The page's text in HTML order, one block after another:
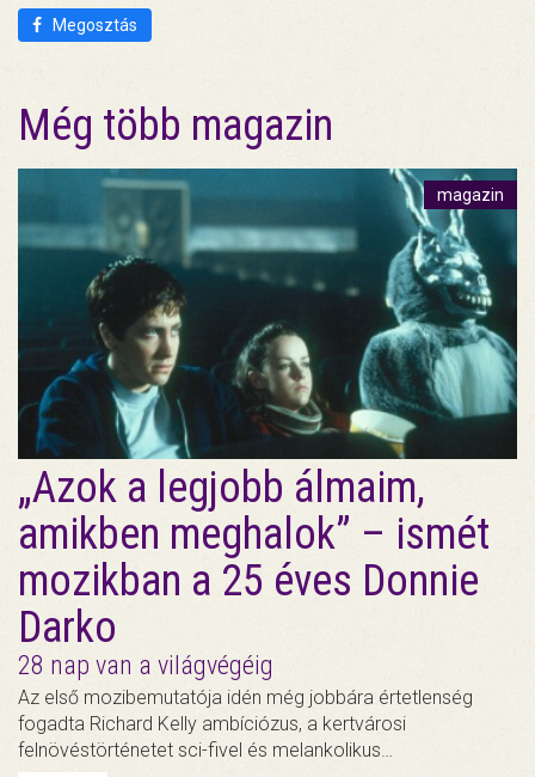
Megosztás
Még több magazin
magazin
„Azok a legjobb álmaim,
amikben meghalok” – ismét
mozikban a 25 éves Donnie
Darko
28 nap van a világvégéig
Az első mozibemutatója idén még jobbára értetlenség
fogadta Richard Kelly ambíciózus, a kertvárosi
felnövéstörténetet sci-fivel és melankolikus…